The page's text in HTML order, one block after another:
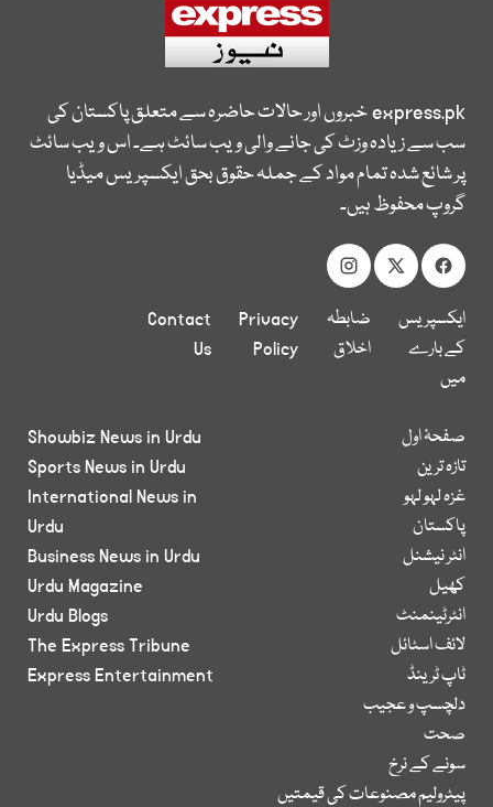
express.pkخبروں اور حالات حاضرہ سے متعلق پاکستان کی
سب سے زیادہ وزٹ کی جانے والی ویب سائٹ ہے۔ اس ویب سائٹ
پر شائع شدہ تمام مواد کے جملہ حقوق بحق ایکسپریس میڈیا
گروپ محفوظ ہیں۔
ایکسپریس
کے بارے
میں
ضابطہ
اخلاق
Privacy
Policy
Contact
Us
صفحۂ اول
تازہ ترین
غزہ لہو لہو
پاکستان
انٹر نیشنل
کھیل
انٹرٹینمنٹ
لائف اسٹائل
ٹاپ ٹرینڈ
دلچسپ و عجیب
صحت
سونے کے نرخ
پیٹرولیم مصنوعات کی قیمتیں
Showbiz News in Urdu
Sports News in Urdu
International News in
Urdu
Business News in Urdu
Urdu Magazine
Urdu Blogs
The Express Tribune
Express Entertainment